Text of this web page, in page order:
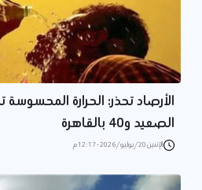
الصعيد و40 بالقاهرة
الإثنين 20/يوليو/2026 - 12:17 م